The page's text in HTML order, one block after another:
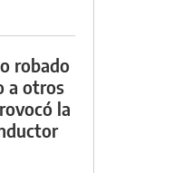
robado
a otros
la